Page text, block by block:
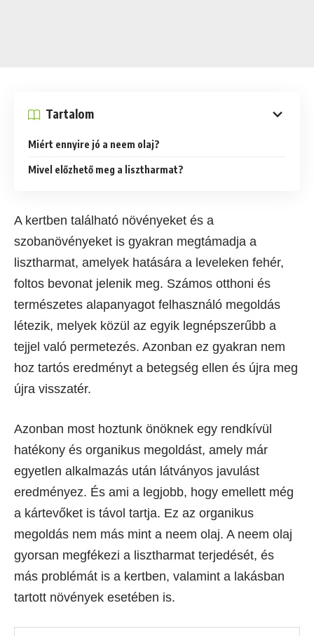
Tartalom
Miért ennyire jó a neem olaj?
Mivel előzhető meg a lisztharmat?
A kertben található növényeket és a
szobanövényeket is gyakran megtámadja a
lisztharmat, amelyek hatására a leveleken fehér,
foltos bevonat jelenik meg. Számos otthoni és
természetes alapanyagot felhasználó megoldás
létezik, melyek közül az egyik legnépszerűbb a
tejjel való permetezés. Azonban ez gyakran nem
hoz tartós eredményt a betegség ellen és újra meg
újra visszatér.
Azonban most hoztunk önöknek egy rendkívül
hatékony és organikus megoldást, amely már
egyetlen alkalmazás után látványos javulást
eredményez. És ami a legjobb, hogy emellett még
a kártevőket is távol tartja. Ez az organikus
megoldás nem más mint a neem olaj. A neem olaj
gyorsan megfékezi a lisztharmat terjedését, és
más problémát is a kertben, valamint a lakásban
tartott növények esetében is.